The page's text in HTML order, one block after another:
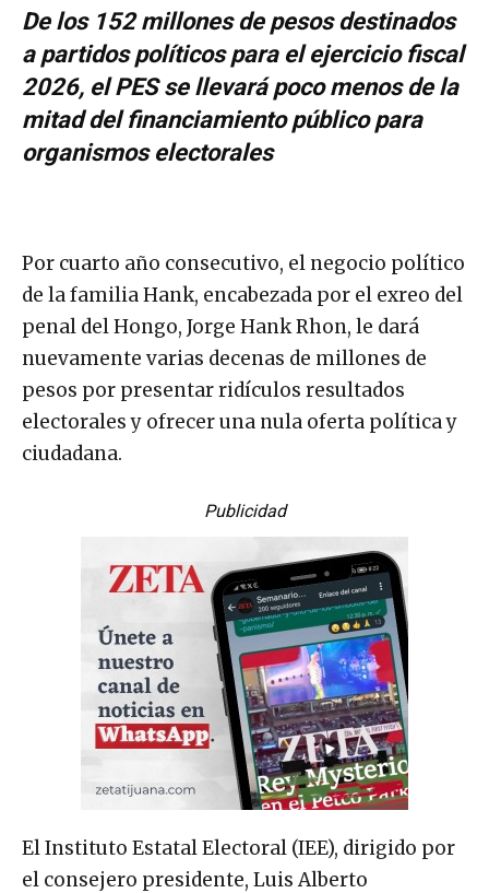
De los 152 millones de pesos destinados
a partidos políticos para el ejercicio fiscal
2026, el PES se llevará poco menos de la
mitad del financiamiento público para
organismos electorales
Por cuarto año consecutivo, el negocio político
de la familia Hank, encabezada por el exreo del
penal del Hongo, Jorge Hank Rhon, le dará
nuevamente varias decenas de millones de
pesos por presentar ridículos resultados
electorales y ofrecer una nula oferta política y
ciudadana.
Publicidad
El Instituto Estatal Electoral (IEE), dirigido por
el consejero presidente, Luis Alberto